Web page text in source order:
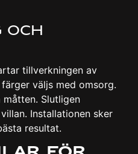
tillverkningen av
väljs med omsorg.
Slutligen
Installationen sker
resultat.